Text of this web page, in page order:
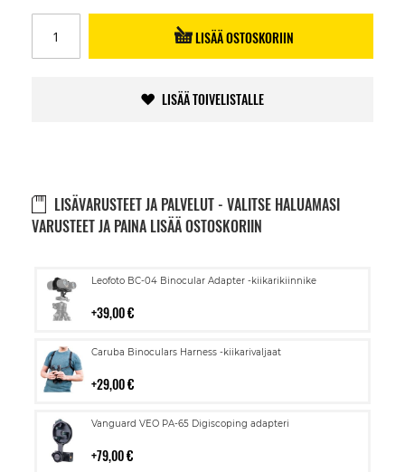
LISÄÄ OSTOSKORIIN
LISÄÄ TOIVELISTALLE
LISÄVARUSTEET JA PALVELUT - VALITSE HALUAMASI
VARUSTEET JA PAINA LISÄÄ OSTOSKORIIN
Leofoto BC-04 Binocular Adapter -kiikarikiinnike
39,00 €
Lisää
Caruba Binoculars Harness -kiikarivaljaat
29,00 €
Lisää
Vanguard VEO PA-65 Digiscoping adapteri
79,00 €
Lisää